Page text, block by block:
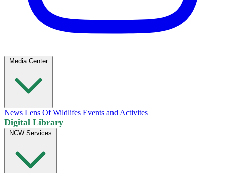
Media Center
News Lens Of Wildlifes Events and Activites
Digital Library
NCW Services